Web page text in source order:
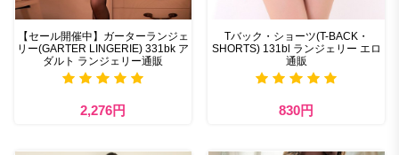
【セール開催中】ガーターランジェ
リー(GARTER LINGERIE) 331bk ア
ダルト ランジェリー通販
2,276円
Tバック・ショーツ(T-BACK・
SHORTS) 131bl ランジェリー エロ
通販
830円